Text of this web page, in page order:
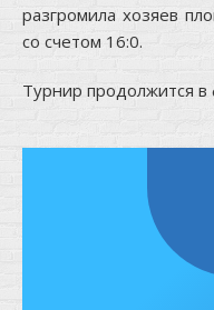
разгромила хозяев
со счетом 16:0.
Турнир продолжится в